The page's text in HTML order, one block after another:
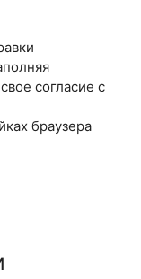
согласие с
браузера